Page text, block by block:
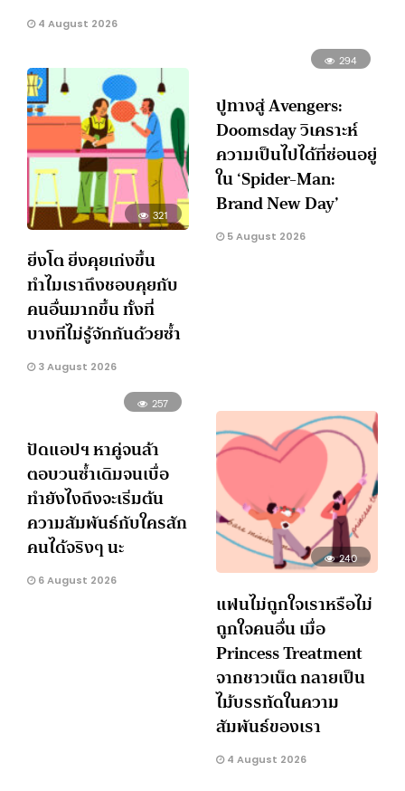
4 August 2026
321
ยิ่งโต ยิ่งคุยเก่งขึ้น
ทำไมเราถึงชอบคุยกับ
คนอื่นมากขึ้น ทั้งที่
บางทีไม่รู้จักกันด้วยซ้ำ
3 August 2026
294
ปูทางสู่ Avengers:
Doomsday วิเคราะห์
ความเป็นไปได้ที่ซ่อนอยู่
ใน ‘Spider-Man:
Brand New Day’
5 August 2026
257
ปัดแอปฯ หาคู่จนล้า
ตอบวนซ้ำเดิมจนเบื่อ
ทำยังไงถึงจะเริ่มต้น
ความสัมพันธ์กับใครสัก
คนได้จริงๆ นะ
6 August 2026
240
แฟนไม่ถูกใจเราหรือไม่
ถูกใจคนอื่น เมื่อ
Princess Treatment
จากชาวเน็ต กลายเป็น
ไม้บรรทัดในความ
สัมพันธ์ของเรา
4 August 2026